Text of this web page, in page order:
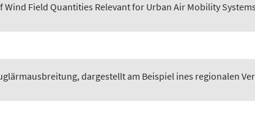
Field Quantities Relevant for Urban Air Mobility Systems
dargestellt am Beispiel ines regionalen